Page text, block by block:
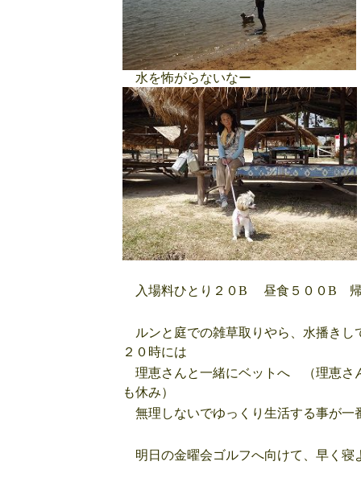
水を怖がらないなー
入場料ひとり２０B 昼食５００B 帰
ルンと庭での雑草取りやら、水播き
２０時には
理恵さんと一緒にベットへ （理恵さ
も休み）
無理しないでゆっくり生活する事が一
明日の金曜会ゴルフへ向けて、早く寝